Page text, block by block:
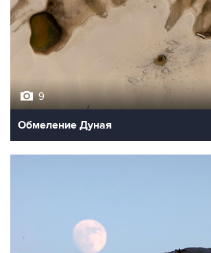
9
Обмеление Дуная